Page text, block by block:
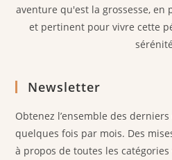
aventure qu'est la grossesse,
et pertinent pour vivre cette
Newsletter
Obtenez l’ensemble des
quelques fois par mois. Des
à propos de toutes les